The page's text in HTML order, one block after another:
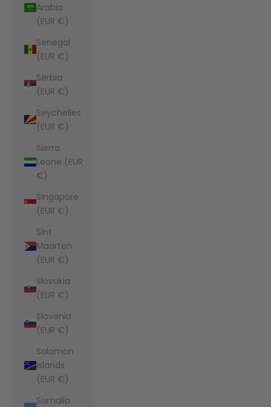
Arabia
(EUR €)
Senegal
(EUR €)
Serbia
(EUR €)
Seychelles
(EUR €)
Sierra
Leone (EUR
€)
Singapore
(EUR €)
Sint
Maarten
(EUR €)
Slovakia
(EUR €)
Slovenia
(EUR €)
Solomon
Islands
(EUR €)
Somalia